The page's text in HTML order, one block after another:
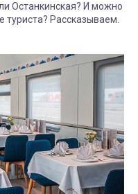
Останкинская? И можно
Рассказываем.